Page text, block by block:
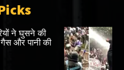
ने घुसने की
और पानी की